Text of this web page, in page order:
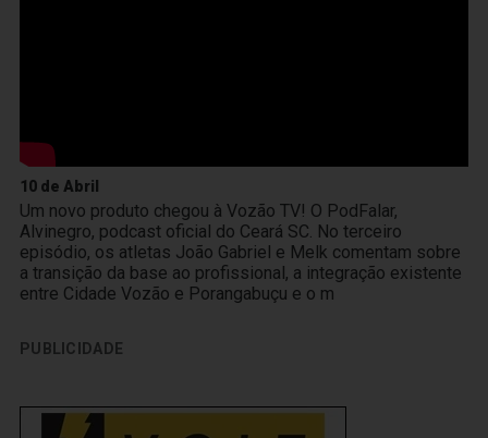
10 de Abril
Um novo produto chegou à Vozão TV! O PodFalar,
Alvinegro, podcast oficial do Ceará SC. No terceiro
episódio, os atletas João Gabriel e Melk comentam sobre
a transição da base ao profissional, a integração existente
entre Cidade Vozão e Porangabuçu e o m
PUBLICIDADE